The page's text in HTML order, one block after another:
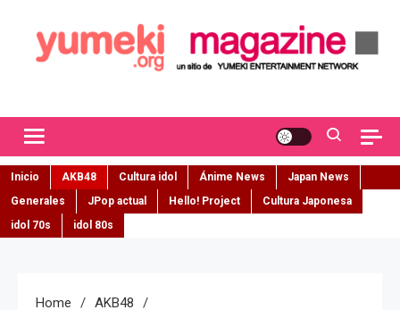
Inicio AKB48 Cultura idol Ánime News
Japan News
Generales
JPop actual Hello! Project
Cultura Japonesa
idol 70s
idol 80s
Home
AKB48